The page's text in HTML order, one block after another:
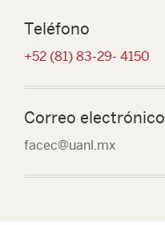
Teléfono
+52 (81) 83-29- 4150
Correo electrónico
facec@uanl.mx